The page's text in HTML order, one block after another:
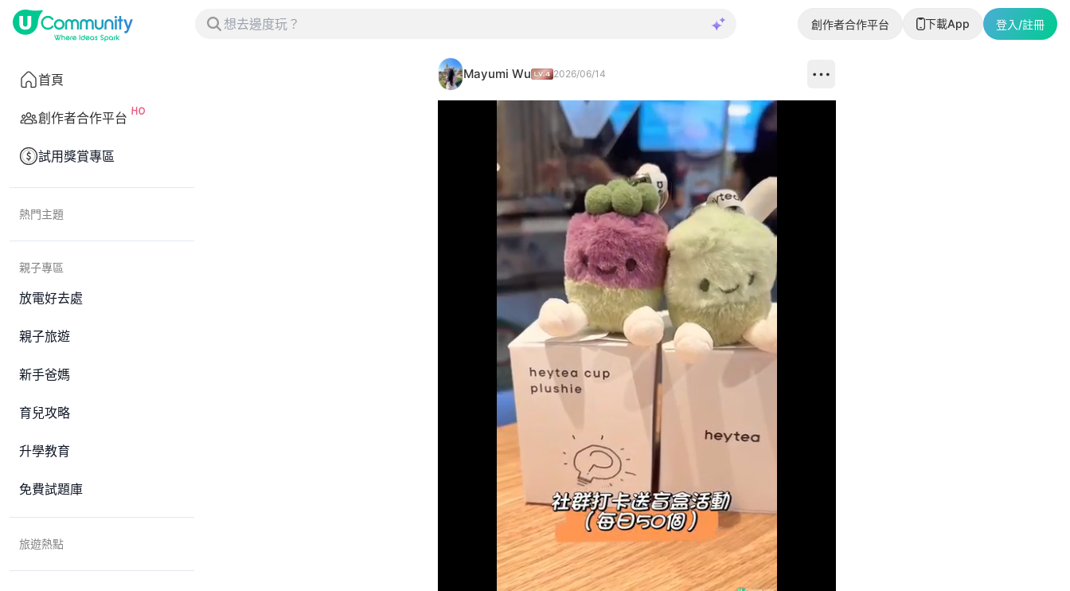
創作者合作平台 下載App 登入/註冊
首頁
創作者合作平台
試用獎賞專區
熱門主題
親子專區
放電好去處
親子旅遊
新手爸媽
育兒攻略
升學教育
免費試題庫
旅遊熱點
Mayumi Wu 2026/06/14
Loaded
: